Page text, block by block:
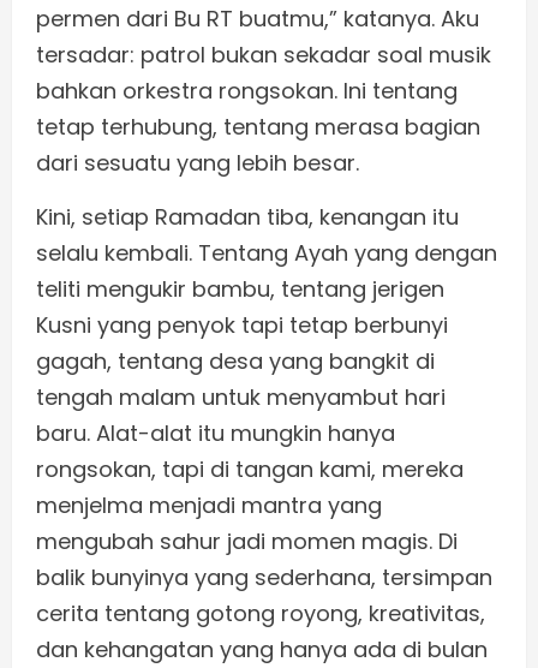
permen dari Bu RT buatmu,” katanya. Aku
tersadar: patrol bukan sekadar soal musik
bahkan orkestra rongsokan. Ini tentang
tetap terhubung, tentang merasa bagian
dari sesuatu yang lebih besar.
Kini, setiap Ramadan tiba, kenangan itu
selalu kembali. Tentang Ayah yang dengan
teliti mengukir bambu, tentang jerigen
Kusni yang penyok tapi tetap berbunyi
gagah, tentang desa yang bangkit di
tengah malam untuk menyambut hari
baru. Alat-alat itu mungkin hanya
rongsokan, tapi di tangan kami, mereka
menjelma menjadi mantra yang
mengubah sahur jadi momen magis. Di
balik bunyinya yang sederhana, tersimpan
cerita tentang gotong royong, kreativitas,
dan kehangatan yang hanya ada di bulan